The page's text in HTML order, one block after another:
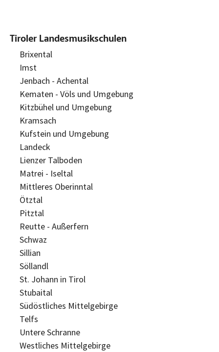
Tiroler Landesmusikschulen
Brixental
Imst
Jenbach - Achental
Kematen - Völs und Umgebung
Kitzbühel und Umgebung
Kramsach
Kufstein und Umgebung
Landeck
Lienzer Talboden
Matrei - Iseltal
Mittleres Oberinntal
Ötztal
Pitztal
Reutte - Außerfern
Schwaz
Sillian
Söllandl
St. Johann in Tirol
Stubaital
Südöstliches Mittelgebirge
Telfs
Untere Schranne
Westliches Mittelgebirge